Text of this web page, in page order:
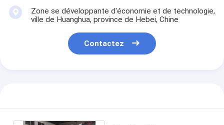
Zone se développante d'économie et de technologie,
ville de Huanghua, province de Hebei, Chine
Contactez